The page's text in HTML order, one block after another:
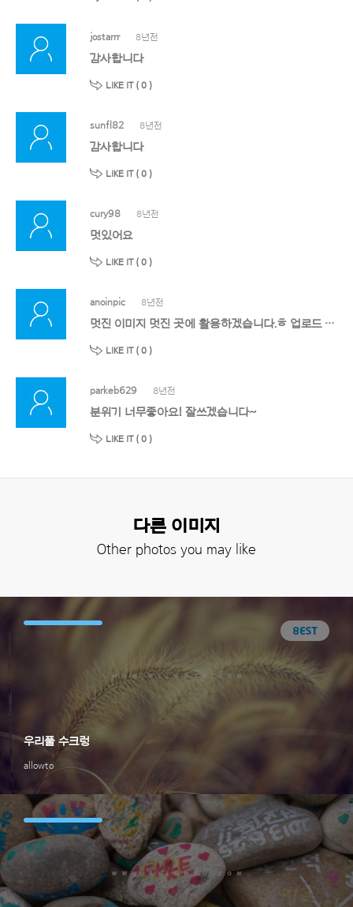
jostarrr 8년전
감사합니다
LIKE IT ( 0 )
sunfl82 8년전
감사합니다
LIKE IT ( 0 )
cury98 8년전
멋있어요
LIKE IT ( 0 )
anoinpic 8년전
멋진 이미지 멋진 곳에 활용하겠습니다.ㅎ 업로드 감사드립니다.
LIKE IT ( 0 )
parkeb629 8년전
분위기 너무좋아요! 잘쓰겠습니다~
LIKE IT ( 0 )
다른 이미지
Other photos you may like
allowto
우리풀 수크렁